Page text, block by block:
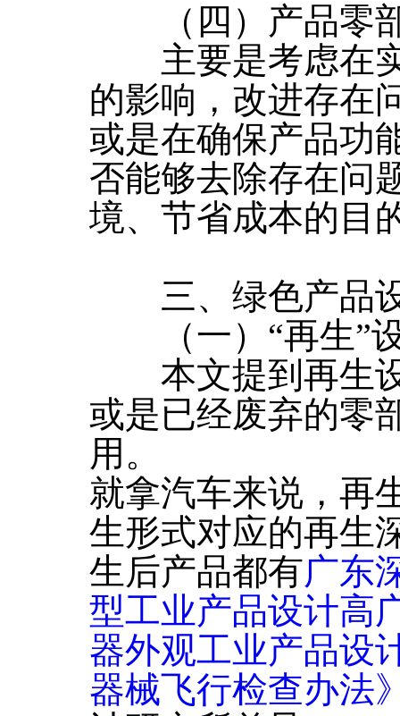
（四）产品零
主要是考虑在实
的影响，改进存在
或是在确保产品功
否能够去除存在问
境、节省成本的目
三、绿色产品设
（一）“再生”
本文提到再生设
或是已经废弃的零
用。
就拿汽车来说，再
生形式对应的再生
生后产品都有广东
型工业产品设计高
器外观工业产品设
器械飞行检查办法